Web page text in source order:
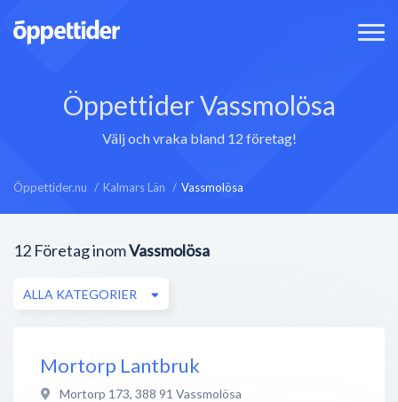
Öppettider Vassmolösa
Välj och vraka bland 12 företag!
Öppettider.nu Kalmars Län Vassmolösa
12 Företag inomVassmolösa
ALLA KATEGORIER
Mortorp Lantbruk
Mortorp 173, 388 91 Vassmolösa